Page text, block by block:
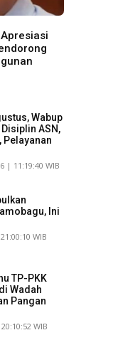
Wabup
ASN,
Pelayanan
| 11:19:40 WIB
Ini
WIB
TP-PKK
Wadah
Pangan
WIB